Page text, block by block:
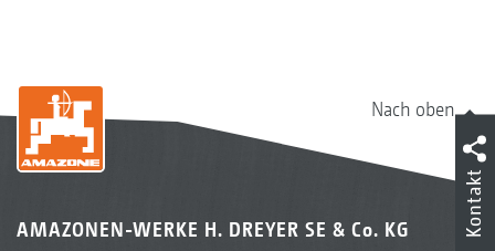
Nach oben
AMAZONEN-WERKE H. DREYER SE & Co. KG
Kontakt